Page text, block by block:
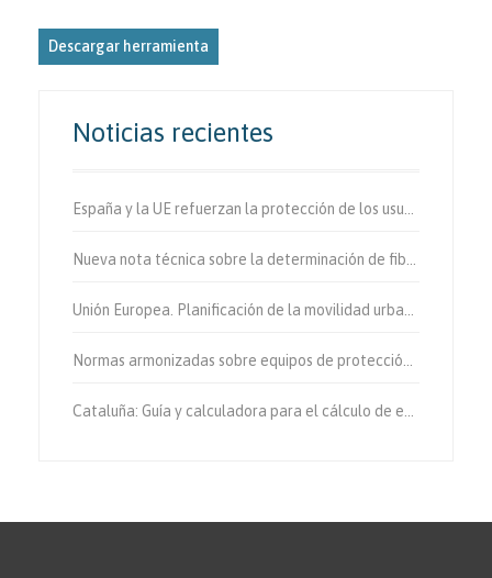
Descargar herramienta
Noticias recientes